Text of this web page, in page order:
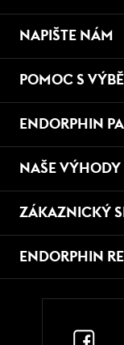
NAPIŠTE NÁM
POMOC S
ENDORPHIN
NAŠE VÝHODY
ZÁKAZNICKÝ
ENDORPHIN